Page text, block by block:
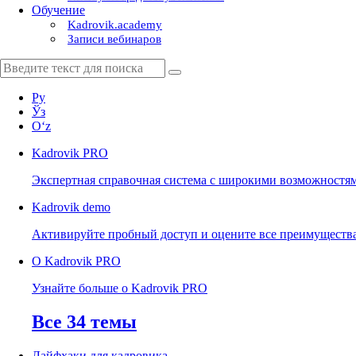
Обучение
Kadrovik.academy
Записи вебинаров
Ру
Ўз
Oʻz
Kadrovik PRO
Экспертная справочная система с широкими
Kadrovik demo
Активируйте пробный доступ и оцените все
О Kadrovik PRO
Узнайте больше о Kadrovik PRO
Все 34 темы